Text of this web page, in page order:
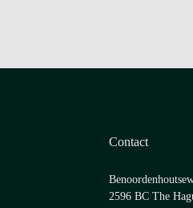
Contact
2596 BC The